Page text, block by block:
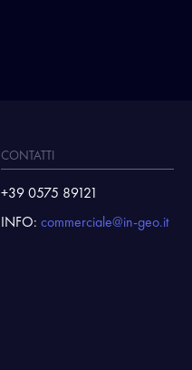
CONTATTI
+39 0575 89121
INFO:commerciale@in-geo.it